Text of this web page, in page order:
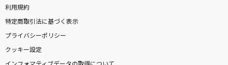
利用規約
特定商取引法に基づく表示
プライバシーポリシー
クッキー設定